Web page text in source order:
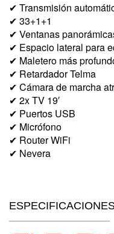
✔ Transmisión
✔ 33+1+1
✔ Ventanas
✔ Espacio lateral para
✔ Maletero más
✔ Retardador Telma
✔ Cámara de marcha
✔ 2x TV 19′
✔ Puertos USB
✔ Micrófono
✔ Router WiFi
✔ Nevera